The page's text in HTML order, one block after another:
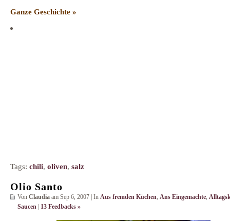
Ganze Geschichte »
Tags: chili, oliven, salz
Olio Santo
Von Claudia am Sep 6, 2007 | In Aus fremden Küchen, Ans Eingemachte,
Saucen
13 Feedbacks »